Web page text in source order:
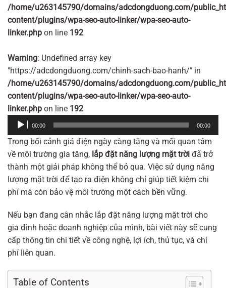
/home/u263145790/domains/adcdongduong.com/
content/plugins/wpa-seo-auto-linker/wpa-seo-auto-
linker.php on line 192
Warning: Undefined array key
"https://adcdongduong.com/chinh-sach-bao-hanh/" in
/home/u263145790/domains/adcdongduong.com/
content/plugins/wpa-seo-auto-linker/wpa-seo-auto-
linker.php on line 192
Trình
phát
âm
thanh
00:00 00:00
Trong bối cảnh giá điện ngày càng tăng và mối quan tâm
về môi trường gia tăng, lắp đặt năng lượng mặt trời đã trở
thành một giải pháp không thể bỏ qua. Việc sử dụng năng
lượng mặt trời để tạo ra điện không chỉ giúp tiết kiệm chi
phí mà còn bảo vệ môi trường một cách bền vững.
Nếu bạn đang cân nhắc lắp đặt năng lượng mặt trời cho
gia đình hoặc doanh nghiệp của mình, bài viết này sẽ cung
cấp thông tin chi tiết về công nghệ, lợi ích, thủ tục, và chi
phí liên quan.
Table of Contents